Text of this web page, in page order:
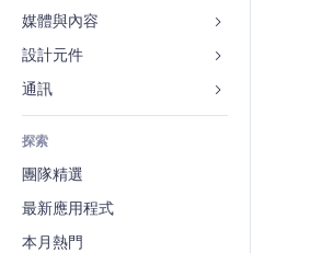
分析
社交
發佈網站
電子郵件
轉換率
出貨與送貨
付款按鈕
網路課程
會計
優惠券與酬賓計劃
倉儲解決方案
廠商直送
旅館
活動
餐廳
不動產
預訂
媒體與內容
圖庫
音樂
Podcast
相片
影片
PDF
檔案分享
設計元件
地圖與導航
隱私與安全性
時鐘
網頁範本
圖片效果
按鈕與選單
表單
部落格
投票
聊天
留言
探索
團隊精選
最新應用程式
本月熱門